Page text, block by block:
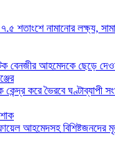
শতাংশে নামানোর লক্ষ্য,
বেনজীর আহমেদকে ছেড়ে
কেন্দ্র করে ভৈরবে ঘণ্টাব্যাপী
আহমেদসহ বিশিষ্টজনদের